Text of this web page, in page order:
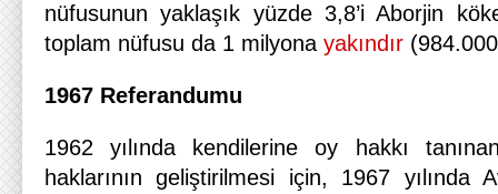
nüfusunun yaklaşık yüzde 3,8’i Aborjin
toplam nüfusu da 1 milyona yakındır
1967 Referandumu
1962 yılında kendilerine oy hakkı
haklarının geliştirilmesi için, 1967 yılında